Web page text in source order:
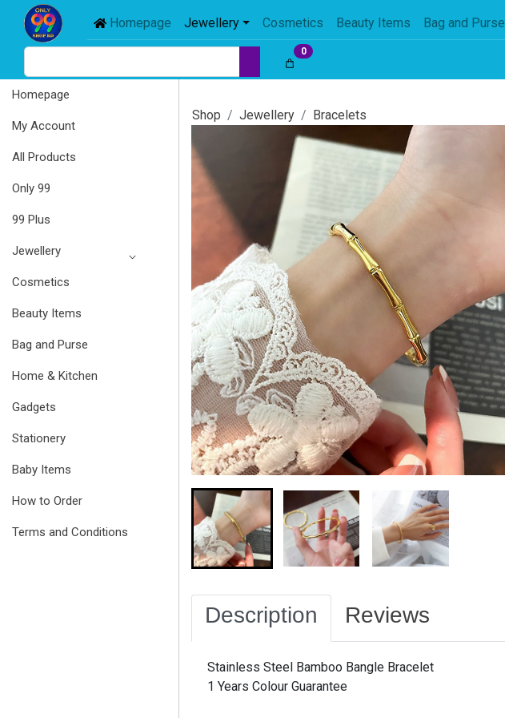
Homepage Jewellery Cosmetics Beauty Items Bag and Purse
0
Homepage
My Account
All Products
Only 99
99 Plus
Jewellery
Cosmetics
Beauty Items
Bag and Purse
Home & Kitchen
Gadgets
Stationery
Baby Items
How to Order
Terms and Conditions
Shop Jewellery Bracelets
Description Reviews
Stainless Steel Bamboo Bangle Bracelet
1 Years Colour Guarantee